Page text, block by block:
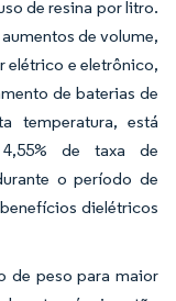
de resina por litro.
de volume,
elétrico e eletrônico,
de baterias de
temperatura, está
de taxa de
o período de
dielétricos
de peso para maior